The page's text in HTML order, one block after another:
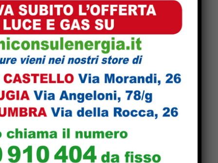
Popular
La Storia, quando una
lezione si canta invece di
scriverla alla lavagna
Motociclo senza patente,
assicurazione e revisione
scadute da anni: pizzicato
dal Targa System un 70enne
San Sisto sott’acqua dopo i
lavori, Forza Italia: “Basta
una pioggia per far saltare
tutto”